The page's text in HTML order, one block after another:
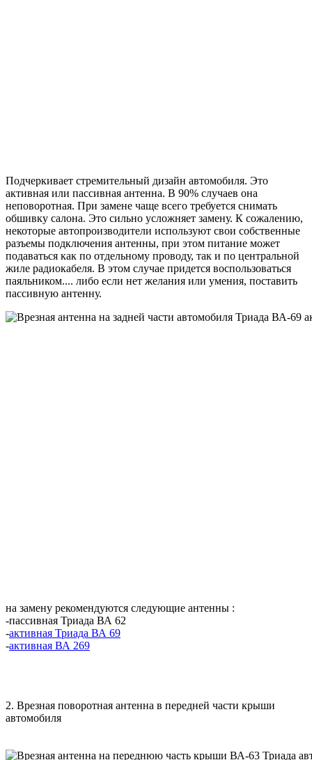
Подчеркивает стремительный дизайн автомобиля. Это
активная или пассивная антенна. В 90% случаев она
неповоротная. При замене чаще всего требуется снимать
обшивку салона. Это сильно усложняет замену. К сожалению,
некоторые автопроизводители используют свои собственные
разъемы подключения антенны, при этом питание может
подаваться как по отдельному проводу, так и по центральной
жиле радиокабеля. В этом случае придется воспользоваться
паяльником.... либо если нет желания или умения, поставить
пассивную антенну.
на замену рекомендуются следующие антенны :
-пассивная Триада ВА 62
-активная Триада ВА 69
-активная ВА 269
2. Врезная поворотная антенна в передней части крыши
автомобиля